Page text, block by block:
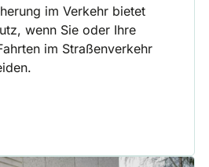
im Verkehr bietet
wenn Sie oder Ihre
im Straßenverkehr